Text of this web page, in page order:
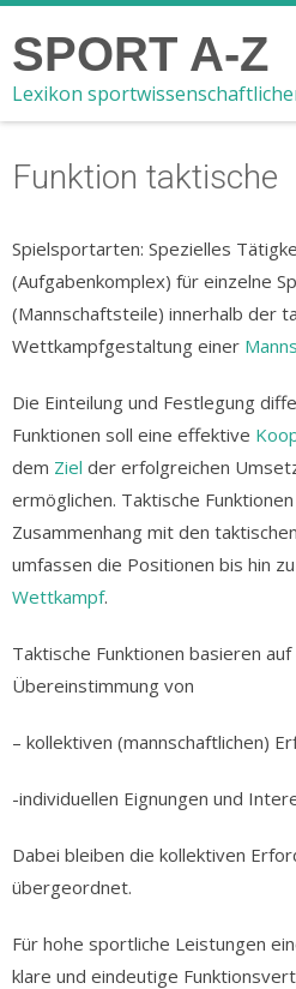
SPORT A-Z
Lexikon
Funktion taktische
Spielsportarten: Spezielles
(Aufgabenkomplex) für einzelne
(Mannschaftsteile) innerhalb der
Wettkampfgestaltung einer
Die Einteilung und Festlegung
Funktionen soll eine effektive
dem Ziel der erfolgreichen
ermöglichen. Taktische
Zusammenhang mit den
umfassen die Positionen bis hin
Wettkampf.
Taktische Funktionen basieren
Übereinstimmung von
– kollektiven (mannschaftlichen)
-individuellen Eignungen und
Dabei bleiben die kollektiven
übergeordnet.
Für hohe sportliche Leistungen
klare und eindeutige